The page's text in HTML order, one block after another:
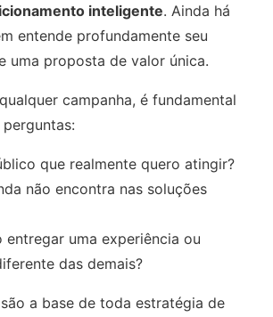
inteligente. Ainda há
entende profundamente seu
uma proposta de valor única.
campanha, é fundamental
que realmente quero atingir?
não encontra nas soluções
entregar uma experiência ou
das demais?
a base de toda estratégia de